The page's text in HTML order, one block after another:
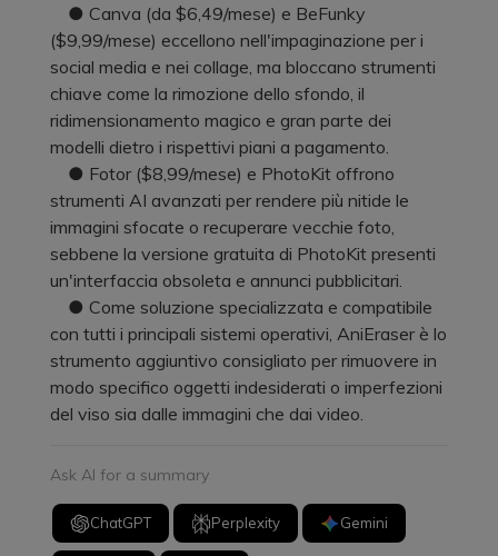
● Canva (da $6,49/mese) e BeFunky
($9,99/mese) eccellono nell'impaginazione per i
social media e nei collage, ma bloccano strumenti
chiave come la rimozione dello sfondo, il
ridimensionamento magico e gran parte dei
modelli dietro i rispettivi piani a pagamento.
● Fotor ($8,99/mese) e PhotoKit offrono
strumenti AI avanzati per rendere più nitide le
immagini sfocate o recuperare vecchie foto,
sebbene la versione gratuita di PhotoKit presenti
un'interfaccia obsoleta e annunci pubblicitari.
● Come soluzione specializzata e compatibile
con tutti i principali sistemi operativi, AniEraser è lo
strumento aggiuntivo consigliato per rimuovere in
modo specifico oggetti indesiderati o imperfezioni
del viso sia dalle immagini che dai video.
Ask AI for a summary
ChatGPT Perplexity Gemini